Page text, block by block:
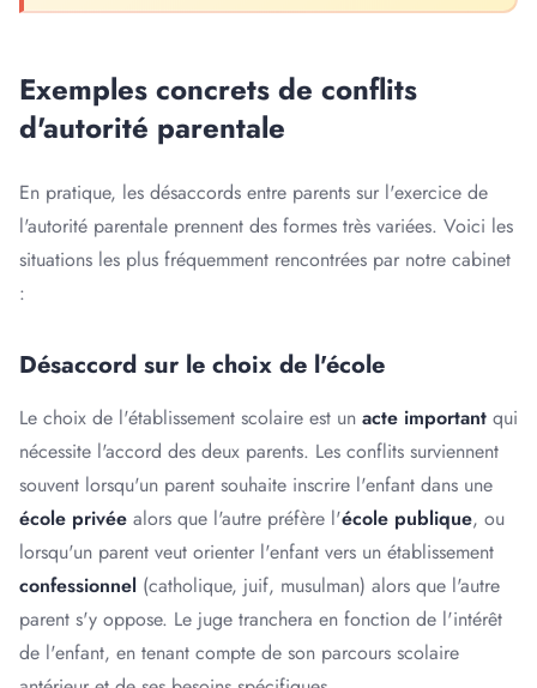
Exemples concrets de conflits
d'autorité parentale
En pratique, les désaccords entre parents sur l'exercice de
l'autorité parentale prennent des formes très variées. Voici les
situations les plus fréquemment rencontrées par notre cabinet
:
Désaccord sur le choix de l'école
Le choix de l'établissement scolaire est un acte important qui
nécessite l'accord des deux parents. Les conflits surviennent
souvent lorsqu'un parent souhaite inscrire l'enfant dans une
école privée alors que l'autre préfère l'école publique, ou
lorsqu'un parent veut orienter l'enfant vers un établissement
confessionnel (catholique, juif, musulman) alors que l'autre
parent s'y oppose. Le juge tranchera en fonction de l'intérêt
de l'enfant, en tenant compte de son parcours scolaire